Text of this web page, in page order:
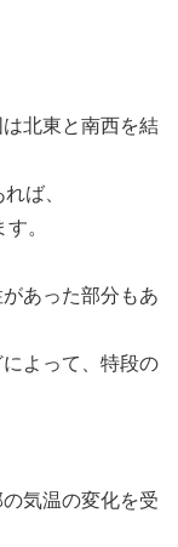
北東と南西を結
ば、
。
あった部分もあ
よって、特段の
気温の変化を受